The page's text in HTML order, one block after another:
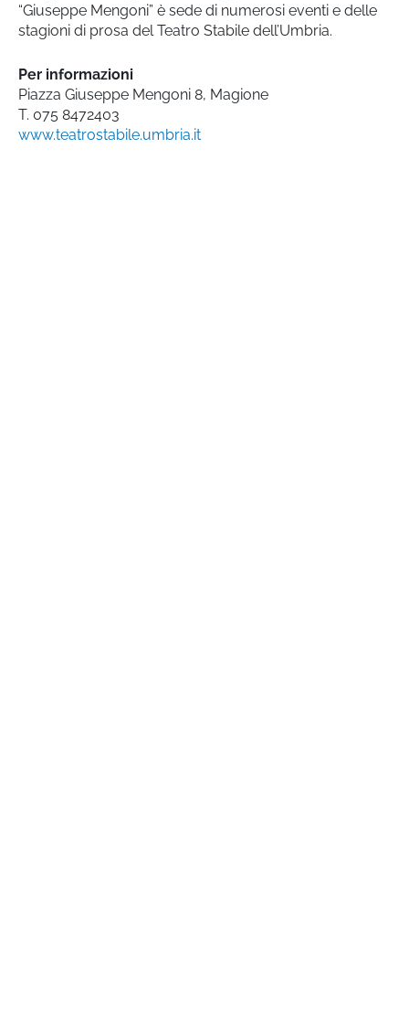
“Giuseppe Mengoni” è sede di numerosi eventi e delle
stagioni di prosa del Teatro Stabile dell’Umbria.
Per informazioni
Piazza Giuseppe Mengoni 8, Magione
T. 075 8472403
www.teatrostabile.umbria.it